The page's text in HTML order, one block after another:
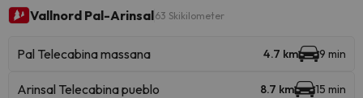
Vallnord Pal-Arinsal63 Skikilometer
Pal Telecabina massana 4.7 km 9 min
Arinsal Telecabina pueblo 8.7 km 15 min